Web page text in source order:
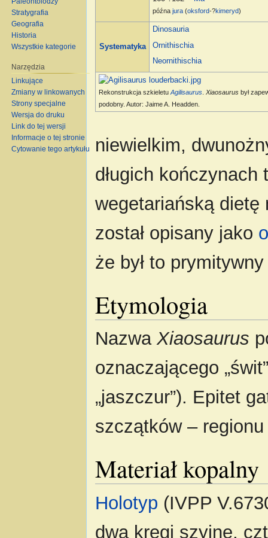
późnajura (oksford-?kimeryd)
Systematyka
Dinosauria
Ornithischia
Neornithischia
Rekonstrukcja szkieletuAgilisaurus Xiaosaurus był
podobny. Autor: Jaime A. Headden.
niewielkim,
długich
wegetariańską
został opisany jako
że był to
Etymologia
NazwaXiaosaurus
oznaczającego
„jaszczur”). Epitet
szczątków –
Materiał kopalny
Holotyp (IVPP
dwa kręgi szyjne,
Stratygrafia
Geografia
Historia
Wszystkie kategorie
Narzędzia
Linkujące
Zmiany w linkowanych
Strony specjalne
Wersja do druku
Link do tej wersji
Informacje o tej stronie
Cytowanie tego artykułu